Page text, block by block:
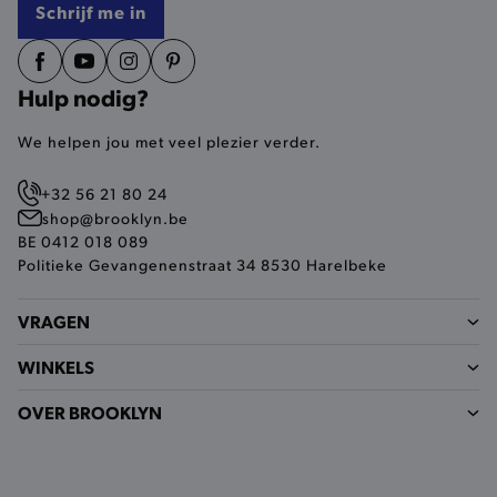
Schrijf me in
Hulp nodig?
We helpen jou met veel plezier verder.
+32 56 21 80 24
shop@brooklyn.be
BE 0412 018 089
Politieke Gevangenenstraat 34 8530 Harelbeke
VRAGEN
WINKELS
OVER BROOKLYN
smulervaring op de site en zorgen ervoor dat de
analytische en functionele cookies vullen hun
buikjes algemene bezoekersinformatie, maar
niet jouw identiteit.
product-added-modal
selected-val